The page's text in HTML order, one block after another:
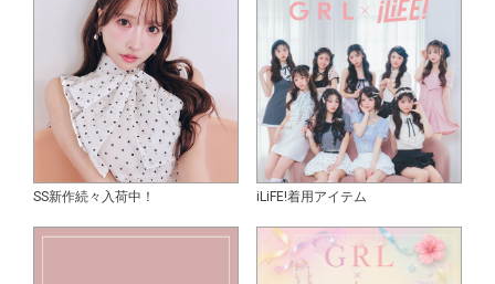
SS新作続々入荷中！ iLiFE!着用アイテム